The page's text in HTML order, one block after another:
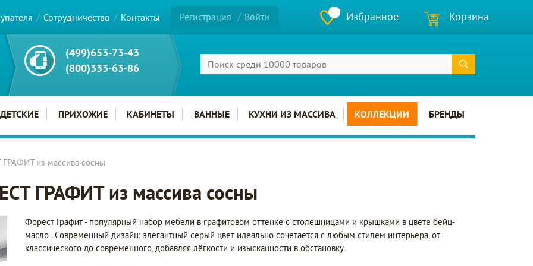
Сотрудничество Контакты Регистрация Войти Избранное Корзина
(499)653-73-43
(800)333-63-86
ДЕТСКИЕ ПРИХОЖИЕ КАБИНЕТЫ ВАННЫЕ КУХНИ ИЗ МАССИВА КОЛЛЕКЦИИ БРЕНДЫ
из массива сосны
ГРАФИТ из массива сосны
Форест Графит - популярный набор мебели в графитовом оттенке с столешницами и крышками в цвете бейц-
масло . Современный дизайн: элегантный серый цвет идеально сочетается с любым стилем интерьера, от
классического до современного, добавляя лёгкости и изысканности в обстановку.